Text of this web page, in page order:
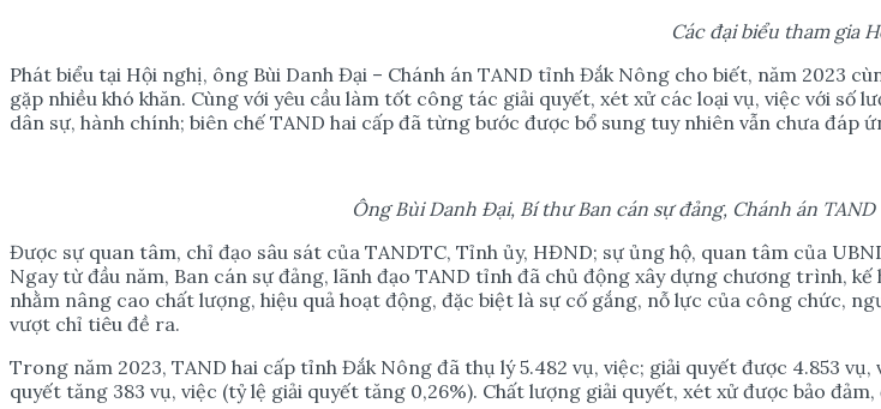
Các đại biểu tham gia H
Phát biểu tại Hội nghị, ông Bùi Danh Đại – Chánh án TAND tỉnh Đắk Nông cho biết, năm 2023
gặp nhiều khó khăn. Cùng với yêu cầu làm tốt công tác giải quyết, xét xử các loại vụ, việc với
dân sự, hành chính; biên chế TAND hai cấp đã từng bước được bổ sung tuy nhiên vẫn chưa đáp
Ông Bùi Danh Đại, Bí thưBan cán sựđảng, Chánh án TAND
Được sự quan tâm, chỉ đạo sâu sát của TANDTC, Tỉnh ủy, HĐND; sự ủng hộ, quan tâm của
Ngay từ đầu năm, Ban cán sự đảng, lãnh đạo TAND tỉnh đã chủ động xây dựng chương trình,
nhằm nâng cao chất lượng, hiệu quả hoạt động, đặc biệt là sự cố gắng, nỗ lực của công chức,
vượt chỉ tiêu đề ra.
Trong năm 2023, TAND hai cấp tỉnh Đắk Nông đã thụ lý 5.482 vụ, việc; giải quyết được 4.853
quyết tăng 383 vụ, việc (tỷ lệ giải quyết tăng 0,26%). Chất lượng giải quyết, xét xử được bảo